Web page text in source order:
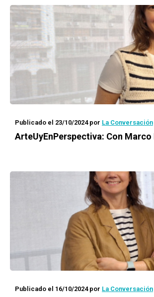
Publicado el 23/10/2024por La Conversación
ArteUyEnPerspectiva: Con
Publicado el 16/10/2024por La Conversación